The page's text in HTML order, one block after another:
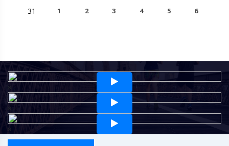
31
1 2 3 4 5 6
s
s
s